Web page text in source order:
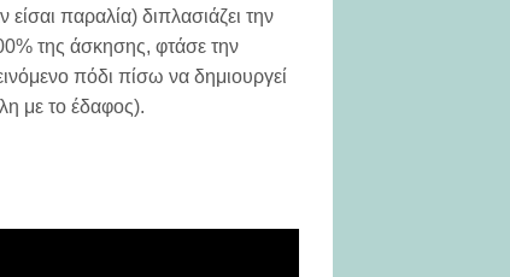
παραλία) διπλασιάζει την
της άσκησης, φτάσε την
πόδι πίσω να δημιουργεί
με το έδαφος).